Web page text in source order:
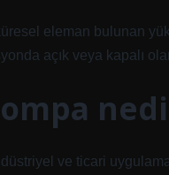
eleman bulunan
açık veya kapalı
ve ticari